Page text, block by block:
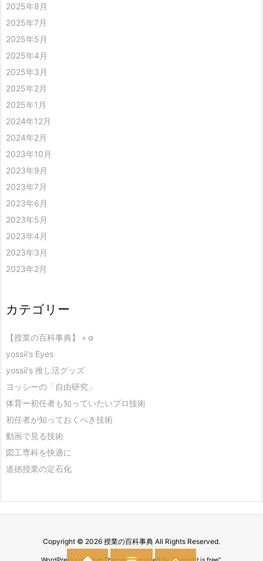
2025年8月
2025年7月
2025年5月
2025年4月
2025年3月
2025年2月
2025年1月
2024年12月
2024年2月
2023年10月
2023年9月
2023年7月
2023年6月
2023年5月
2023年4月
2023年3月
2023年2月
カテゴリー
【授業の百科事典】＋α
yossii's Eyes
yossii's 推し活グッズ
ヨッシーの「自由研究」
体育ー初任者も知っていたいプロ技術
初任者が知っておくべき技術
動画で見る技術
図工専科を快適に
道徳授業の定石化
Copyright © 2026 授業の百科事典 All Rights Reserved.